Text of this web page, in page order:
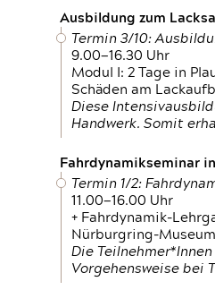
Ausbildung zum
Termin 3/10:
9.00—16.30 Uhr
Modul I: 2 Tage in
Schäden am
Diese
Handwerk. Somit
Fahrdynamikseminar
Termin 1/2:
11.00—16.00 Uhr
+ Fahrdynamik-
Nürburgring-
Die
Vorgehensweise bei